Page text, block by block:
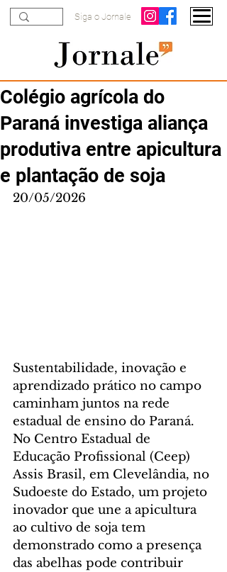
Siga o Jornale
Colégio agrícola do
Paraná investiga aliança
produtiva entre apicultura
e plantação de soja
20/05/2026
Sustentabilidade, inovação e
aprendizado prático no campo
caminham juntos na rede
estadual de ensino do Paraná.
No Centro Estadual de
Educação Profissional (Ceep)
Assis Brasil, em Clevelândia, no
Sudoeste do Estado, um projeto
inovador que une a apicultura
ao cultivo de soja tem
demonstrado como a presença
das abelhas pode contribuir